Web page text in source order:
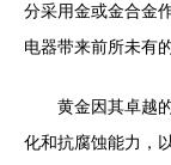
分采用金或金合金
电器带来前所未有
黄金因其卓越
化和抗腐蚀能力，